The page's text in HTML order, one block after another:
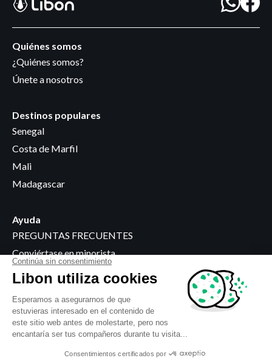
Quiénes somos
¿Quiénes somos?
Únete a nosotros
Destinos populares
Senegal
Costa de Marfil
Mali
Madagascar
Ayuda
PREGUNTAS FRECUENTES
Conviértase en minorista
Dónde comprar
Información jurídica
Condiciones generales
Política de privacidad